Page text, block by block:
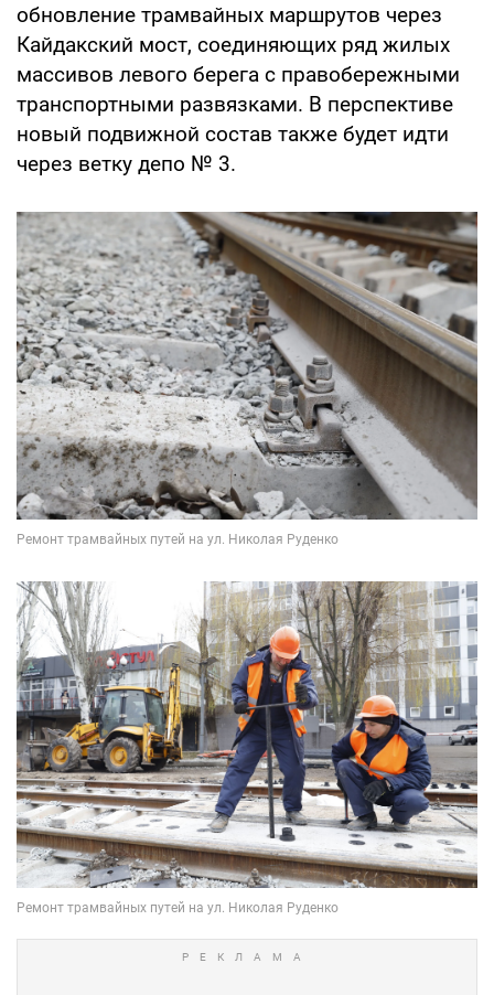
обновление трамвайных маршрутов через
Кайдакский мост, соединяющих ряд жилых
массивов левого берега с правобережными
транспортными развязками. В перспективе
новый подвижной состав также будет идти
через ветку депо № 3.